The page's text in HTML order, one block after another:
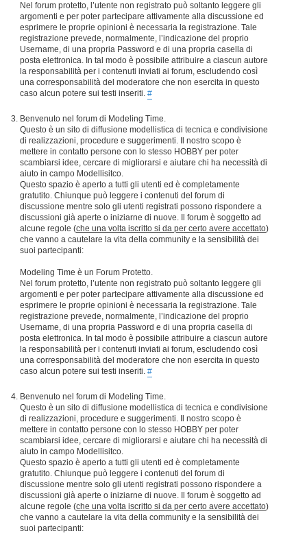
Nel forum protetto, l’utente non registrato può soltanto leggere gli
argomenti e per poter partecipare attivamente alla discussione ed
esprimere le proprie opinioni è necessaria la registrazione. Tale
registrazione prevede, normalmente, l’indicazione del proprio
Username, di una propria Password e di una propria casella di
posta elettronica. In tal modo è possibile attribuire a ciascun autore
la responsabilità per i contenuti inviati ai forum, escludendo così
una corresponsabilità del moderatore che non esercita in questo
caso alcun potere sui testi inseriti. #
Benvenuto nel forum di Modeling Time.
Questo è un sito di diffusione modellistica di tecnica e condivisione
di realizzazioni, procedure e suggerimenti. Il nostro scopo è
mettere in contatto persone con lo stesso HOBBY per poter
scambiarsi idee, cercare di migliorarsi e aiutare chi ha necessità di
aiuto in campo Modellisitco.
Questo spazio è aperto a tutti gli utenti ed è completamente
gratutito. Chiunque può leggere i contenuti del forum di
discussione mentre solo gli utenti registrati possono rispondere a
discussioni già aperte o iniziarne di nuove. Il forum è soggetto ad
alcune regole (che una volta iscritto si da per certo avere accettato)
che vanno a cautelare la vita della community e la sensibilità dei
suoi partecipanti:
Modeling Time è un Forum Protetto.
Nel forum protetto, l’utente non registrato può soltanto leggere gli
argomenti e per poter partecipare attivamente alla discussione ed
esprimere le proprie opinioni è necessaria la registrazione. Tale
registrazione prevede, normalmente, l’indicazione del proprio
Username, di una propria Password e di una propria casella di
posta elettronica. In tal modo è possibile attribuire a ciascun autore
la responsabilità per i contenuti inviati ai forum, escludendo così
una corresponsabilità del moderatore che non esercita in questo
caso alcun potere sui testi inseriti. #
Benvenuto nel forum di Modeling Time.
Questo è un sito di diffusione modellistica di tecnica e condivisione
di realizzazioni, procedure e suggerimenti. Il nostro scopo è
mettere in contatto persone con lo stesso HOBBY per poter
scambiarsi idee, cercare di migliorarsi e aiutare chi ha necessità di
aiuto in campo Modellisitco.
Questo spazio è aperto a tutti gli utenti ed è completamente
gratutito. Chiunque può leggere i contenuti del forum di
discussione mentre solo gli utenti registrati possono rispondere a
discussioni già aperte o iniziarne di nuove. Il forum è soggetto ad
alcune regole (che una volta iscritto si da per certo avere accettato)
che vanno a cautelare la vita della community e la sensibilità dei
suoi partecipanti: